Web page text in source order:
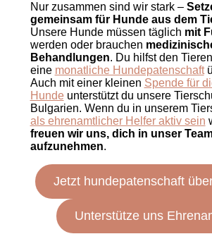
Nur zusammen sind wir stark –
gemeinsam für Hunde aus dem
Unsere Hunde müssen täglich mit
werden oder brauchen
Behandlungen. Du hilfst den
eine monatliche Hundepatenschaft
Auch mit einer kleinen Spende für
Hundeunterstützt du unsere
Bulgarien. Wenn du in unserem
als ehrenamtlicher Helfer aktiv sein
freuen wir uns, dich in unser
aufzunehmen.
Jetzt hundepatenschaft
Unterstütze uns